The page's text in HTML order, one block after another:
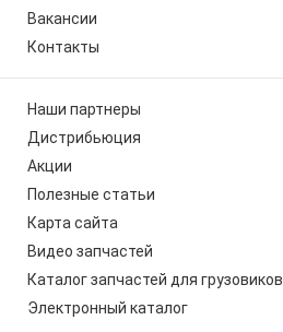
Вакансии
Контакты
Наши партнеры
Дистрибьюция
Акции
Полезные статьи
Карта сайта
Видео запчастей
Каталог запчастей для грузовиков
Электронный каталог